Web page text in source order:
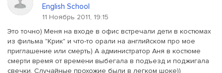
English School
11 Ноябрь 2011, 19:15
Это точно) Меня на входе в офис встречали дети в костюмах
из фильма "Крик" и что-то орали на английском про мое
приглашение или смерть) А администратор Аня в костюме
смерти время от времени выбегала в подъезд и поджигала
свечки. Случайные прохожие были в легком шоке))